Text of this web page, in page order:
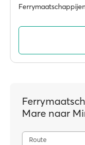
Mare naar
Route